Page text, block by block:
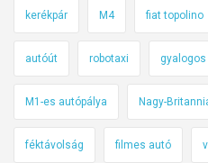
kerékpár M4 fiat topolino
autóút robotaxi gyalogos
M1-es autópálya Nagy-
féktávolság filmes autó